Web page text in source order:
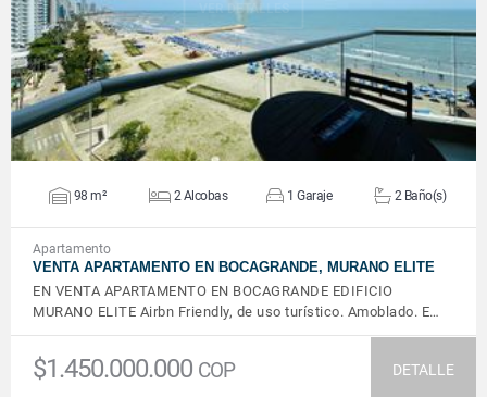
VER DETALLES
98 m² 2 Alcobas 1 Garaje 2 Baño(s)
Apartamento
VENTA APARTAMENTO EN BOCAGRANDE, MURANO ELITE
EN VENTA APARTAMENTO EN BOCAGRANDE EDIFICIO
MURANO ELITE Airbn Friendly, de uso turístico. Amoblado. E…
$1.450.000.000 COP DETALLE